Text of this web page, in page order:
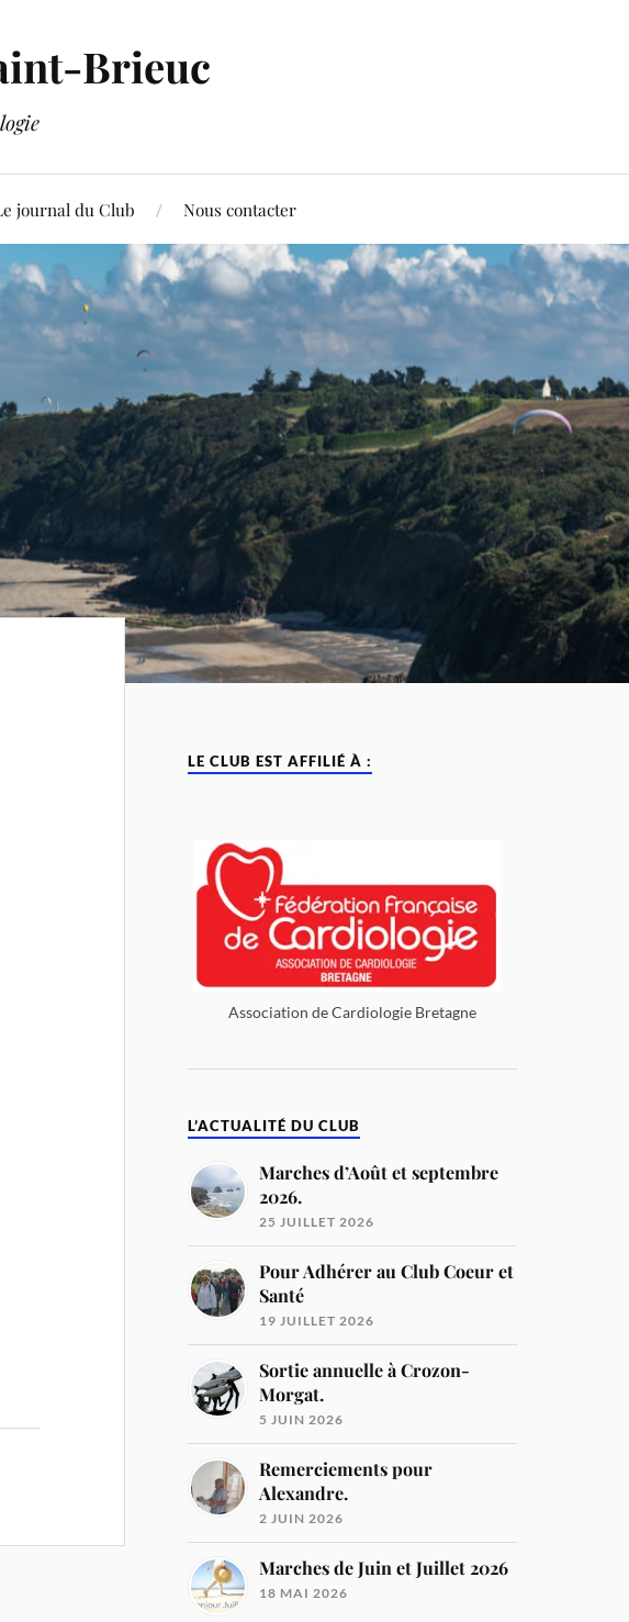
Brieuc
journal du Club Nous contacter
LE CLUB EST AFFILIÉ À :
Association de Cardiologie Bretagne
L’ACTUALITÉ DU CLUB
Marches d’Août et septembre
2026.
25 JUILLET 2026
Pour Adhérer au Club Coeur et
Santé
19 JUILLET 2026
Sortie annuelle à Crozon-
Morgat.
5 JUIN 2026
Remerciements pour
Alexandre.
2 JUIN 2026
Marches de Juin et Juillet 2026
18 MAI 2026